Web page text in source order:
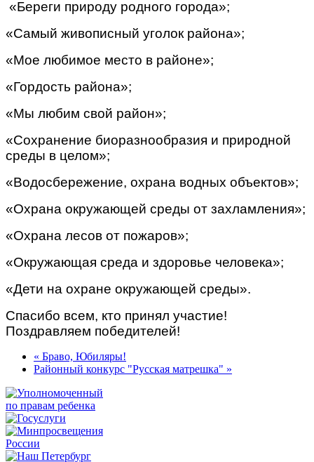
«Береги природу родного города»;
«Самый живописный уголок района»;
«Мое любимое место в районе»;
«Гордость района»;
«Мы любим свой район»;
«Сохранение биоразнообразия и природной
среды в целом»;
«Водосбережение, охрана водных объектов»;
«Охрана окружающей среды от захламления»;
«Охрана лесов от пожаров»;
«Окружающая среда и здоровье человека»;
«Дети на охране окружающей среды».
Спасибо всем, кто принял участие!
Поздравляем победителей!
« Браво, Юбиляры!
Районный конкурс "Русская матрешка" »